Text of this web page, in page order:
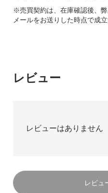
※売買契約は、在庫確認後、
メールをお送りした時点で成
レビュー
レビューはありません
レビュ